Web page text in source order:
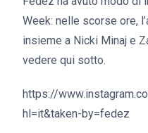
Week: nelle scorse ore,
insieme a Nicki Minaj e
vedere qui sotto.
https://
hl=it&taken-by=fedez